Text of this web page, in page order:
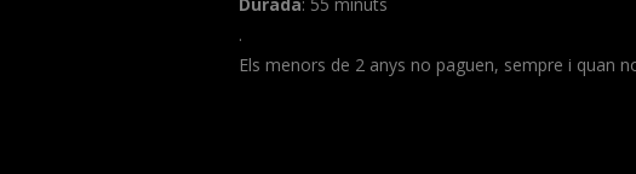
Durada: 55 minuts
.
Els menors de 2 anys no paguen, sempre i quan